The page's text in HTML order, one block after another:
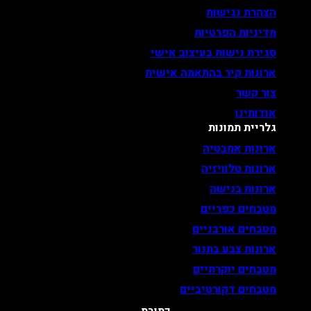
הצהרת נגישות
מדיניות הפרטיות
סגירת נישות בעיצוב אישי
ארונות קיר בהתאמה אישית
צור קשר
אודותינו
גלריית תמונות
ארונות אמבטיה
ארונות טלוויזיה
ארונות בנישה
מטבחים כפריים
מטבחים אורבניים
ארונות צבע בתנור
מטבחים יוקרתיים
מטבחים דקורטיביים